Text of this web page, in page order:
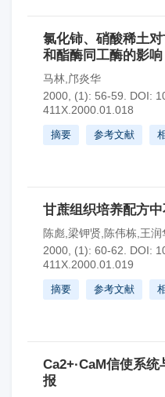
氯化铈、硝酸稀土
和酯酶同工酶的影响
马林,邝炎华
2000, (1): 56-59.
DOI:
411X.2000.01.018
摘要 参考文献
甘蔗组织培养配方
陈彪,梁钾贤,陈伟栋,王润
2000, (1): 60-62.
DOI:
411X.2000.01.019
摘要 参考文献
Ca2+·CaM信使系
报